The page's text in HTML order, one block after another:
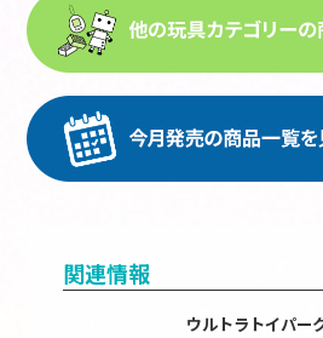
関連情報
ウルトラトイパー